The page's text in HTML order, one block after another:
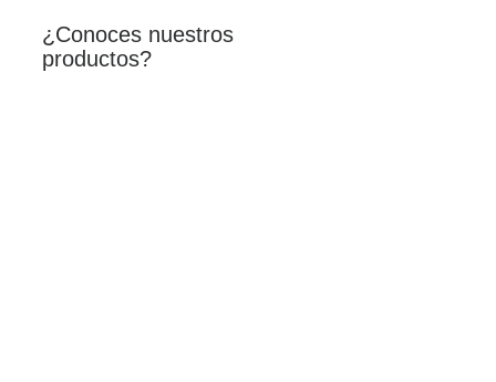
¿Conoces nuestros
productos?